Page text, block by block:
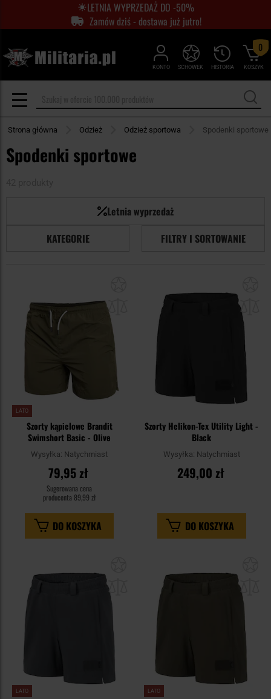
LETNIA WYPRZEDAŻ DO -50%
Zamów dziś - dostawa już jutro!
KONTO HISTORIA
SCHOWEK KOSZYK
0
Strona główna Odzież Odzież sportowa Spodenki sportowe
Spodenki sportowe
Letnia wyprzedaż
KATEGORIE
FILTRY I SORTOWANIE
schowka
LATO
Szorty kąpielowe Brandit
Swimshort Basic - Olive
Wysyłka: Natychmiast
79,95 zł
Sugerowana cena
producenta 89,99 zł
DO KOSZYKA
Szorty Helikon-Tex Utility Light -
Black
Wysyłka: Natychmiast
249,00 zł
DO KOSZYKA
schowka
LATO LATO